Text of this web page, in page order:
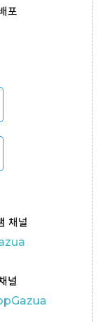
포
채널
널